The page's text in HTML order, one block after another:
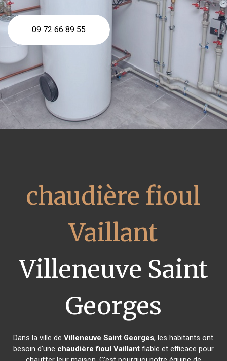
09 72 66 89 55
chaudière fioul
Vaillant
Villeneuve Saint
Georges
Dans la ville deVilleneuve Saint Georges, les habitants ont
besoin d'une chaudière fioul Vaillantfiable et efficace pour